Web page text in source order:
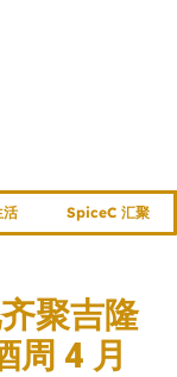
活 SpiceC 汇聚
聚吉隆
周 4 月